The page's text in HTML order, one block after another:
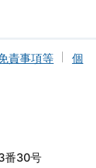
責事項等
個
番30号